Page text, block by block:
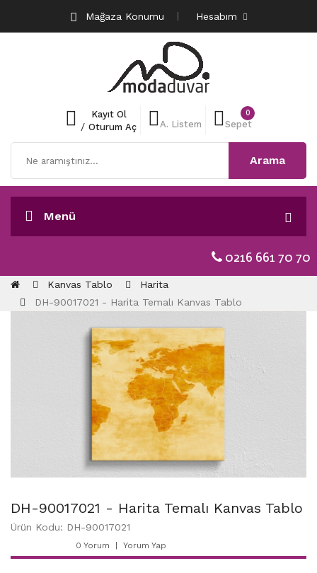
Mağaza Konumu Hesabım
Kayıt Ol
/ Oturum Aç A. Listem
0
Sepet
Arama
Menü
0216 661 70 70
Kanvas Tablo
Harita
DH-90017021 - Harita Temalı Kanvas Tablo
DH-90017021 - Harita Temalı Kanvas Tablo
Ürün Kodu: DH-90017021
0 Yorum Yorum Yap